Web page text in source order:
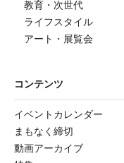
教育・次世代
ライフスタイル
アート・展覧会
コンテンツ
イベントカレンダー
まもなく締切
動画アーカイブ